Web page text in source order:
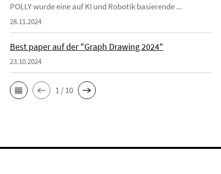
POLLY wurde eine auf KI und Robotik basierende ...
28.11.2024
Best paper auf der "Graph Drawing 2024"
23.10.2024
1 / 10